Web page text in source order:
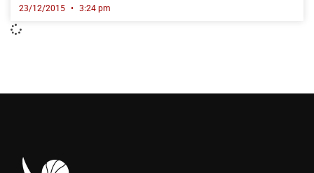
23/12/2015 3:24 pm